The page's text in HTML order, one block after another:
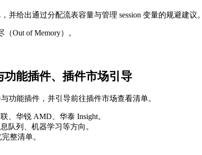
并给出通过分配流表容量与管理 session 变量的规避建议。
Out of Memory）。
能插件、插件市场引导
功能插件，并引导前往插件市场查看清单。
、华锐 AMD、华泰 Insight。
队列、机器学习等方向。
整清单。